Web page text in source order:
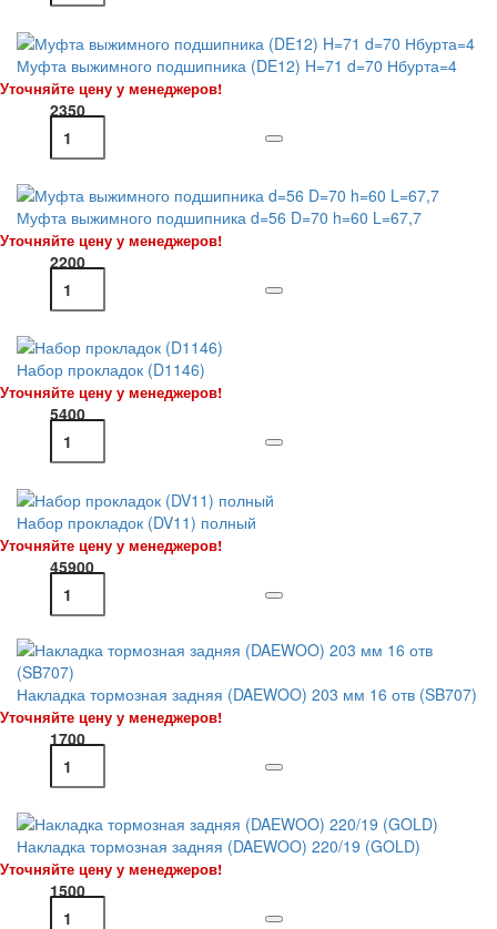
Муфта выжимного подшипника (DE12) H=71 d=70 Нбурта=4
Уточняйте цену у менеджеров!
2350
Муфта выжимного подшипника d=56 D=70 h=60 L=67,7
Уточняйте цену у менеджеров!
2200
Набор прокладок (D1146)
Уточняйте цену у менеджеров!
5400
Набор прокладок (DV11) полный
Уточняйте цену у менеджеров!
45900
Накладка тормозная задняя (DAEWOO) 203 мм 16 отв (SB707)
Уточняйте цену у менеджеров!
1700
Накладка тормозная задняя (DAEWOO) 220/19 (GOLD)
Уточняйте цену у менеджеров!
1500